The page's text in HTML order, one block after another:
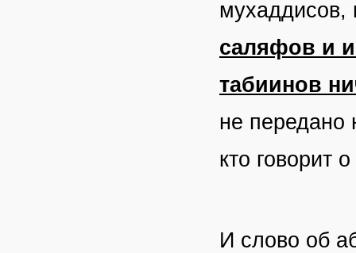
мухаддисов,
саляфов и
табиинов
не передано
кто говорит
И слово об